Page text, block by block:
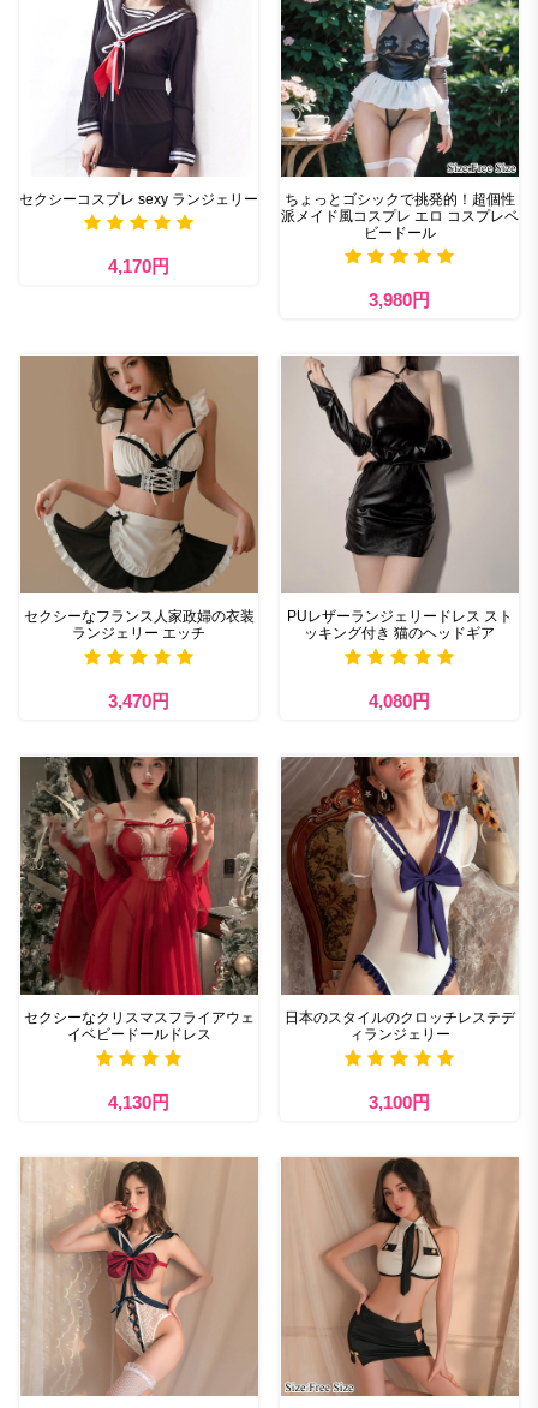
セクシーコスプレ sexy ランジェリー
4,170円
ちょっとゴシックで挑発的！超個性
派メイド風コスプレ エロ コスプレベ
ビードール
3,980円
セクシーなフランス人家政婦の衣装
ランジェリー エッチ
3,470円
PUレザーランジェリードレス スト
ッキング付き 猫のヘッドギア
4,080円
セクシーなクリスマスフライアウェ
イベビードールドレス
4,130円
日本のスタイルのクロッチレステデ
ィランジェリー
3,100円